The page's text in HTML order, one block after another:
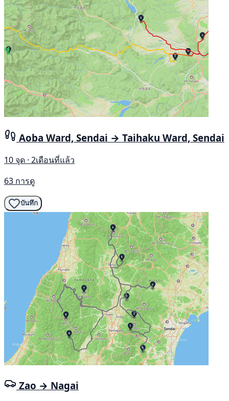
Aoba Ward, Sendai → Taihaku Ward, Sendai
10 จุด · 2เดือนที่แล้ว
63 การดู
บันทึก
Zao → Nagai